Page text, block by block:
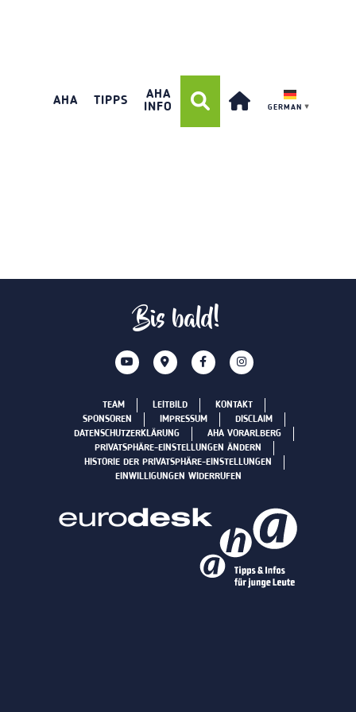
AHA TIPPS
AHA
INFO
GERMAN ▼
Bis bald!
TEAM LEITBILD
KONTAKT
SPONSOREN
IMPRESSUM
DISCLAIM
DATENSCHUTZERKLÄRUNG
AHA VORARLBERG
PRIVATSPHÄRE-EINSTELLUNGEN ÄNDERN
HISTORIE DER PRIVATSPHÄRE-EINSTELLUNGEN
EINWILLIGUNGEN WIDERRUFEN